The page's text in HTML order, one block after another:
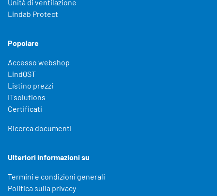
Unità di ventilazione
Lindab Protect
Popolare
Accesso webshop
LindQST
Listino prezzi
ITsolutions
Certificati
Ricerca documenti
Ulteriori informazioni su
Termini e condizioni generali
Politica sulla privacy